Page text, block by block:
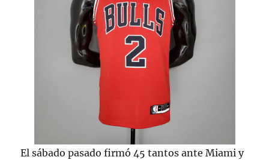
El sábado pasado firmó 45 tantos ante Miami y